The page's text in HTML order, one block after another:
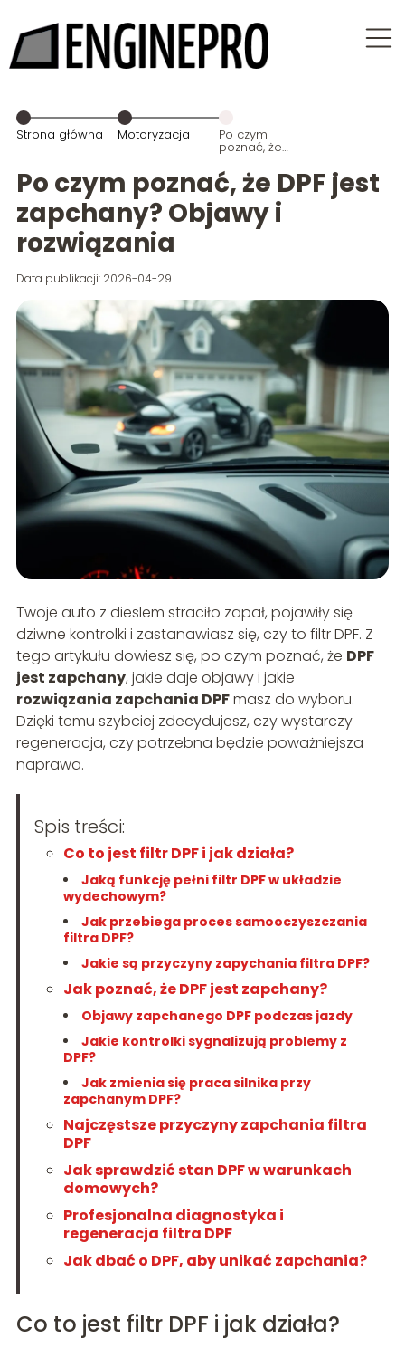
Strona główna Motoryzacja Po czym
poznać, że
DPF jest
zapchany?
Objawy i
rozwiązania
Po czym poznać, że DPF jest
zapchany? Objawy i
rozwiązania
Data publikacji: 2026-04-29
Twoje auto z dieslem straciło zapał, pojawiły się
dziwne kontrolki i zastanawiasz się, czy to filtr DPF. Z
tego artykułu dowiesz się, po czym poznać, że DPF
jest zapchany, jakie daje objawy i jakie
rozwiązania zapchania DPFmasz do wyboru.
Dzięki temu szybciej zdecydujesz, czy wystarczy
regeneracja, czy potrzebna będzie poważniejsza
naprawa.
Spis treści:
Co to jest filtr DPF i jak działa?
Jaką funkcję pełni filtr DPF w układzie
wydechowym?
Jak przebiega proces samooczyszczania
filtra DPF?
Jakie są przyczyny zapychania filtra DPF?
Jak poznać, że DPF jest zapchany?
Objawy zapchanego DPF podczas jazdy
Jakie kontrolki sygnalizują problemy z
DPF?
Jak zmienia się praca silnika przy
zapchanym DPF?
Najczęstsze przyczyny zapchania filtra
DPF
Jak sprawdzić stan DPF w warunkach
domowych?
Profesjonalna diagnostyka i
regeneracja filtra DPF
Jak dbać o DPF, aby unikać zapchania?
Co to jest filtr DPF i jak działa?